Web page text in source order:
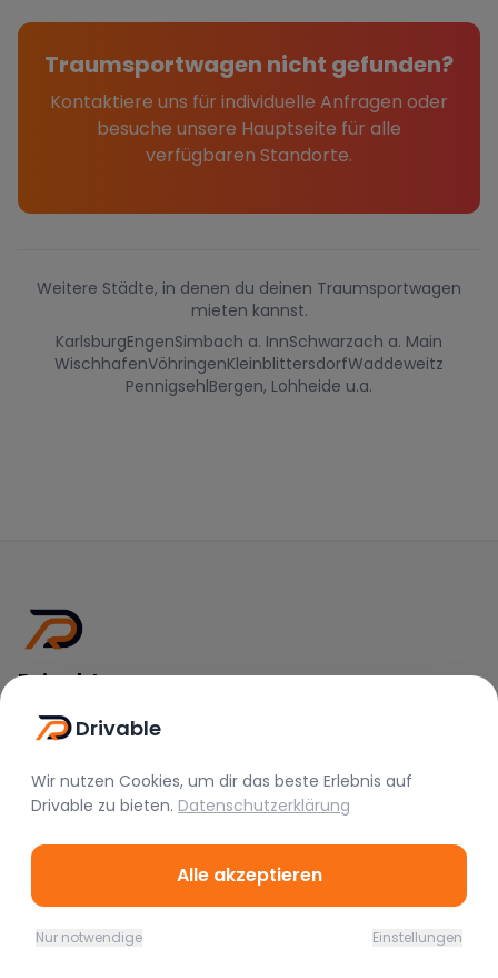
Traumsportwagen nicht gefunden?
Kontaktiere uns für individuelle Anfragen oder
besuche unsere Hauptseite für alle
verfügbaren Standorte.
Weitere Städte, in denen du deinen Traumsportwagen
mieten kannst.
KarlsburgEngenSimbach a. InnSchwarzach a. Main
WischhafenVöhringenKleinblittersdorfWaddeweitz
PennigsehlBergen, Lohheide u.a.
Drivable
Vermieter werden
FAQ
TikTok
Drivable
Wir nutzen Cookies, um dir das beste Erlebnis auf
Drivable zu bieten. Datenschutzerklärung
Alle akzeptieren
Nur notwendige Einstellungen